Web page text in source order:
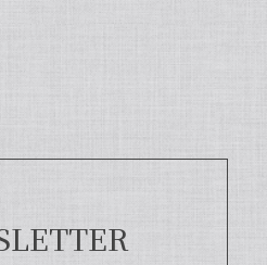
したら、当店をよろしく